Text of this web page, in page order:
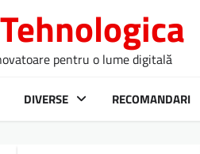
pentru o lume digitală
DIVERSE RECOMANDARI